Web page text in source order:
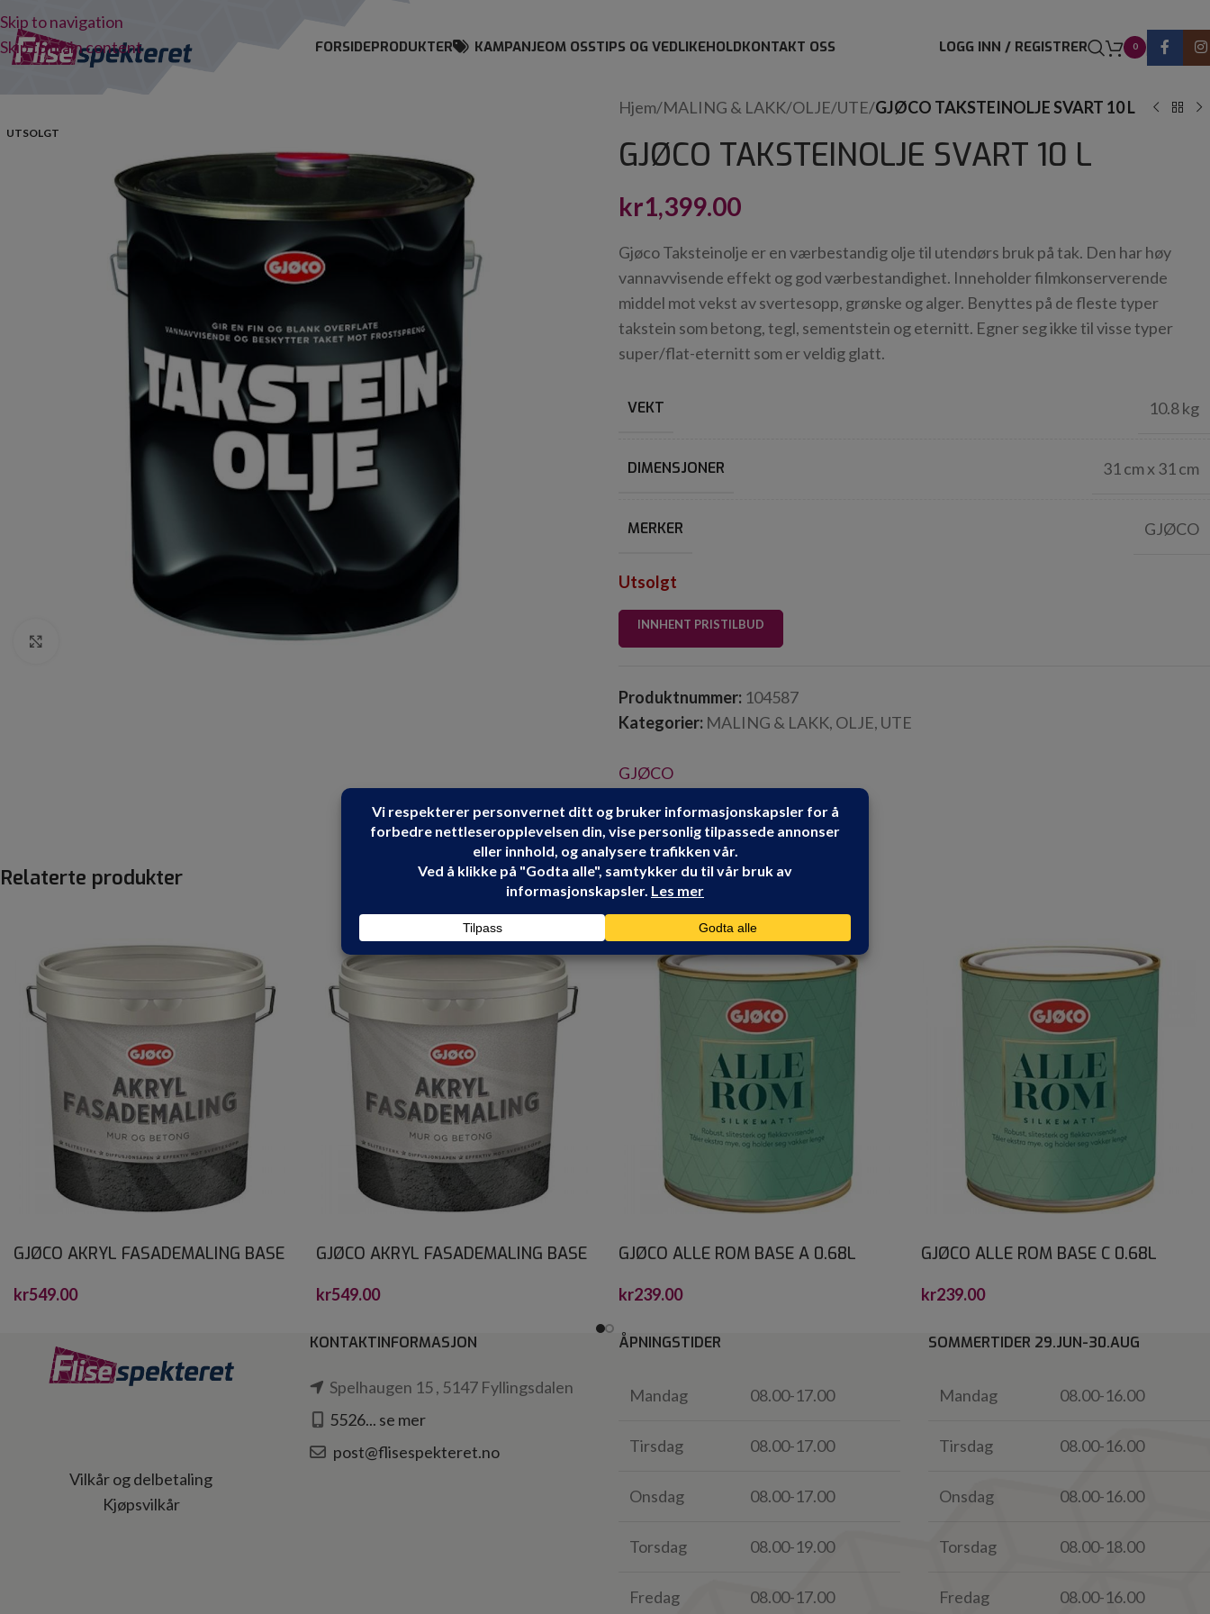
Skip to navigation
Skip to main content
FORSIDEPRODUKTER KAMPANJEOM OSSTIPS OG VEDLIKEHOLDKONTAKT OSS LOGG INN / REGISTRER 0
UTSOLGT
Hjem/MALING & LAKK/OLJE/UTE/GJØCO TAKSTEINOLJE SVART 10 L
GJØCO TAKSTEINOLJE SVART 10 L
kr1,399.00
Gjøco Taksteinolje er en værbestandig olje til utendørs bruk på tak. Den har høy
vannavvisende effekt og god værbestandighet. Inneholder filmkonserverende
middel mot vekst av svertesopp, grønske og alger. Benyttes på de fleste typer
takstein som betong, tegl, sementstein og eternitt. Egner seg ikke til visse typer
super/flat-eternitt som er veldig glatt.
VEKT 10.8 kg
DIMENSJONER 31 cm x 31 cm
MERKER GJØCO
Utsolgt
INNHENT PRISTILBUD
Produktnummer: 104587
Kategorier: MALING & LAKK, OLJE, UTE
GJØCO
Share:
Relaterte produkter
GJØCO AKRYL FASADEMALING BASE
kr549.00
GJØCO AKRYL FASADEMALING BASE
kr549.00
GJØCO ALLE ROM BASE A 0.68L
kr239.00
GJØCO ALLE ROM BASE C 0.68L
kr239.00
Vilkår og delbetaling
Kjøpsvilkår
KONTAKTINFORMASJON
Spelhaugen 15 , 5147 Fyllingsdalen
5526... se mer
post@flisespekteret.no
ÅPNINGSTIDER
Mandag 08.00-17.00
Tirsdag 08.00-17.00
Onsdag 08.00-17.00
Torsdag 08.00-19.00
Fredag 08.00-17.00
SOMMERTIDER 29.JUN-30.AUG
Mandag 08.00-16.00
Tirsdag 08.00-16.00
Onsdag 08.00-16.00
Torsdag 08.00-18.00
Fredag 08.00-16.00